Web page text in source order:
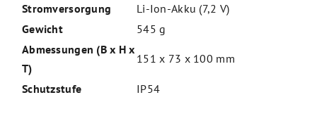
Stromversorgung
Li-Ion-Akku (7,2 V)
Gewicht
545 g
Abmessungen (B x H x
T)
151 x 73 x 100 mm
Schutzstufe IP54